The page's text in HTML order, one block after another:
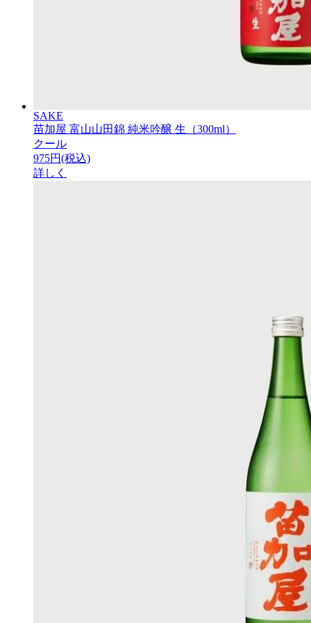
SAKE
苗加屋 富山山田錦 純米吟醸 生（300ml）
クール
975円(税込)
詳しく